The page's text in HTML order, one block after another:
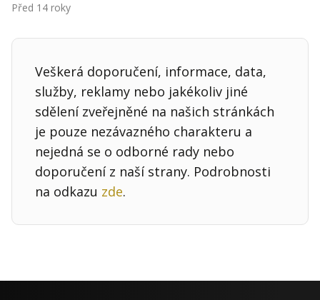
Kontakt
Obchodní podmínky
Hledaná fráze Hledat
Před 14 roky
Veškerá doporučení, informace, data,
služby, reklamy nebo jakékoliv jiné
sdělení zveřejněné na našich stránkách
je pouze nezávazného charakteru a
nejedná se o odborné rady nebo
doporučení z naší strany. Podrobnosti
na odkazu zde.